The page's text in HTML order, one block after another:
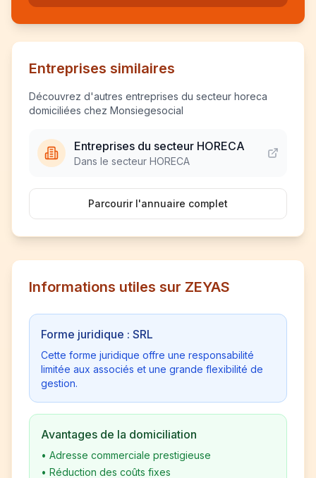
Entreprises similaires
Découvrez d'autres entreprises du secteur horeca
domiciliées chez Monsiegesocial
Entreprises du secteur HORECA
Dans le secteur HORECA
Parcourir l'annuaire complet
Informations utiles sur ZEYAS
Forme juridique : SRL
Cette forme juridique offre une responsabilité
limitée aux associés et une grande flexibilité de
gestion.
Avantages de la domiciliation
• Adresse commerciale prestigieuse
• Réduction des coûts fixes